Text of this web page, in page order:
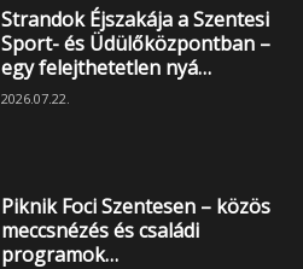
Strandok Éjszakája a Szentesi
Sport- és Üdülőközpontban –
egy felejthetetlen nyá…
2026.07.22.
Piknik Foci Szentesen – közös
meccsnézés és családi
programok…